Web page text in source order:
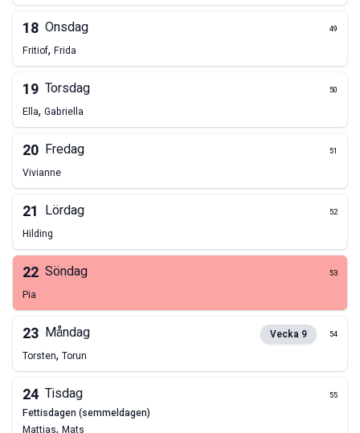
18 Onsdag 49
Fritiof, Frida
19 Torsdag 50
Ella, Gabriella
20 Fredag 51
Vivianne
21 Lördag 52
Hilding
22 Söndag 53
Pia
23 Måndag Vecka 9 54
Torsten, Torun
24 Tisdag 55
fettisdagen (semmeldagen)
Mattias Mats